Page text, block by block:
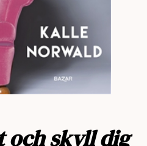
och skyll dig